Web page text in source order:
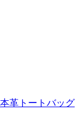
革トートバッグ